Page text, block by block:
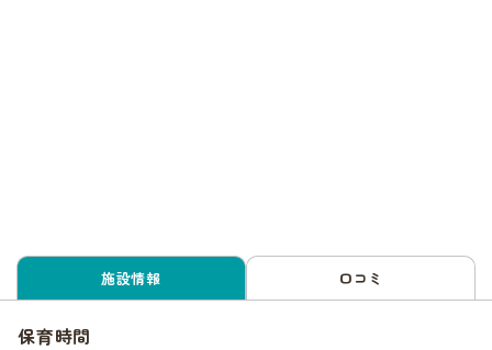
施設情報 口コミ
保育時間